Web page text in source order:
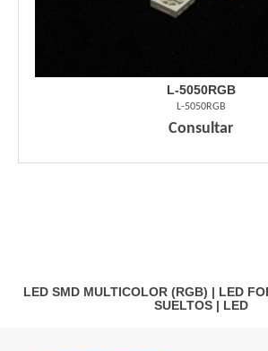
L-5050RGB
L-5050RGB
Consultar
LED SMD MULTICOLOR (RGB) | LED
SUELTOS| LED